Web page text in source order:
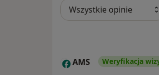
A AMS Weryfikacja